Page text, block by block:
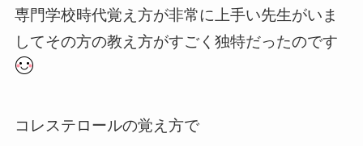
専門学校時代覚え方が非常に上手い先生がいま
してその方の教え方がすごく独特だったのです
コレステロールの覚え方で